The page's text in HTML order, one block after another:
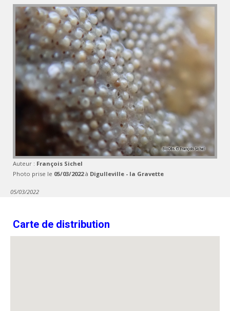
Auteur : François Sichel
Photo prise le 05/03/2022à Digulleville - la Gravette
05/03/2022
Carte de distribution